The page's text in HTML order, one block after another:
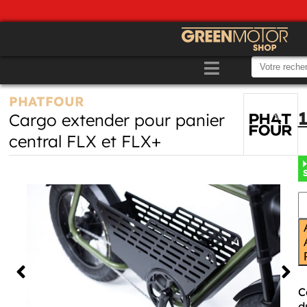
PHATFOUR
Cargo extender pour panier
central FLX et FLX+